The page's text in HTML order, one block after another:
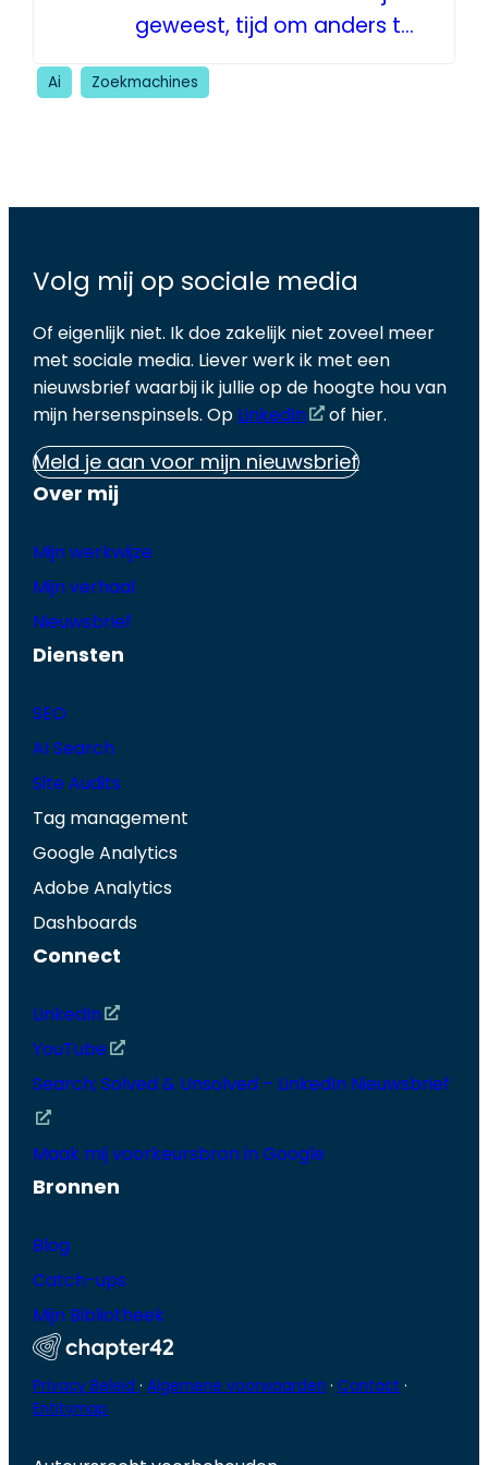
geweest, tijd om anders te
Ai Zoekmachines
Volg mij op sociale media
Of eigenlijk niet. Ik doe zakelijk niet zoveel meer
met sociale media. Liever werk ik met een
nieuwsbrief waarbij ik jullie op de hoogte hou van
mijn hersenspinsels. Op LinkedIn of hier.
Meld je aan voor mijn nieuwsbrief
Over mij
Mijn werkwijze
Mijn verhaal
Nieuwsbrief
Diensten
SEO
AI Search
Site Audits
Tag management
Google Analytics
Adobe Analytics
Dashboards
Connect
LinkedIn
YouTube
Search; Solved & Unsolved – LinkedIn Nieuwsbrief
Maak mij voorkeursbron in Google
Bronnen
Blog
Catch-ups
Mijn Bibliotheek
Privacy Beleid·Algemene voorwaarden ·Contact ·
Entitymap